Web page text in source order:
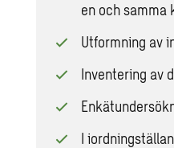
en och samma
Utformning av
Inventering av
I